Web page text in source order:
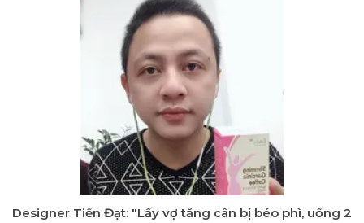
Designer Tiến Đạt: "Lấy vợ tăng cân bị béo phì, uống 2